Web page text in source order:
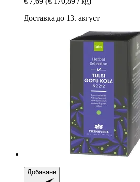
Доставка до 13. август
Добавяне